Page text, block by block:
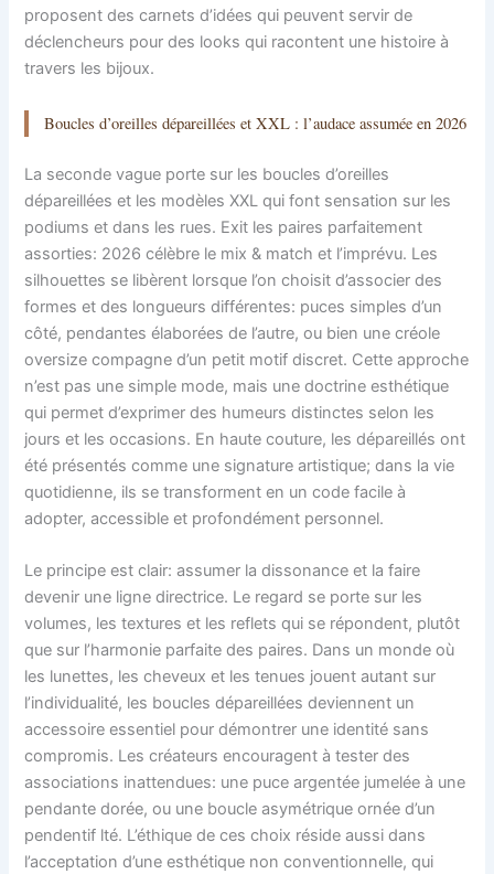
proposent des carnets d’idées qui peuvent servir de
déclencheurs pour des looks qui racontent une histoire à
travers les bijoux.
Boucles d’oreilles dépareillées et XXL : l’audace assumée en 2026
La seconde vague porte sur les boucles d’oreilles
dépareillées et les modèles XXL qui font sensation sur les
podiums et dans les rues. Exit les paires parfaitement
assorties: 2026 célèbre le mix & match et l’imprévu. Les
silhouettes se libèrent lorsque l’on choisit d’associer des
formes et des longueurs différentes: puces simples d’un
côté, pendantes élaborées de l’autre, ou bien une créole
oversize compagne d’un petit motif discret. Cette approche
n’est pas une simple mode, mais une doctrine esthétique
qui permet d’exprimer des humeurs distinctes selon les
jours et les occasions. En haute couture, les dépareillés ont
été présentés comme une signature artistique; dans la vie
quotidienne, ils se transforment en un code facile à
adopter, accessible et profondément personnel.
Le principe est clair: assumer la dissonance et la faire
devenir une ligne directrice. Le regard se porte sur les
volumes, les textures et les reflets qui se répondent, plutôt
que sur l’harmonie parfaite des paires. Dans un monde où
les lunettes, les cheveux et les tenues jouent autant sur
l’individualité, les boucles dépareillées deviennent un
accessoire essentiel pour démontrer une identité sans
compromis. Les créateurs encouragent à tester des
associations inattendues: une puce argentée jumelée à une
pendante dorée, ou une boucle asymétrique ornée d’un
pendentif lté. L’éthique de ces choix réside aussi dans
l’acceptation d’une esthétique non conventionnelle, qui